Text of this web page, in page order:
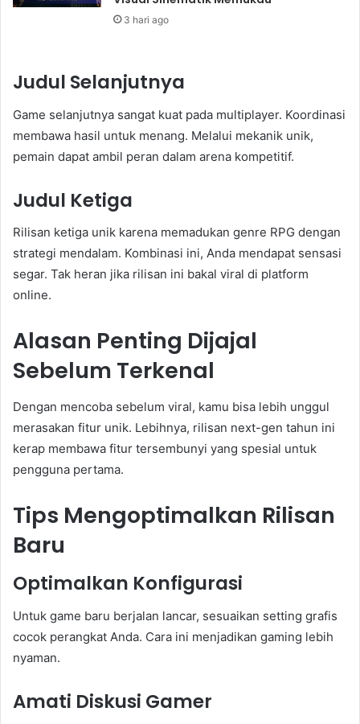
3 hari ago
Judul Selanjutnya
Game selanjutnya sangat kuat pada multiplayer. Koordinasi
membawa hasil untuk menang. Melalui mekanik unik,
pemain dapat ambil peran dalam arena kompetitif.
Judul Ketiga
Rilisan ketiga unik karena memadukan genre RPG dengan
strategi mendalam. Kombinasi ini, Anda mendapat sensasi
segar. Tak heran jika rilisan ini bakal viral di platform
online.
Alasan Penting Dijajal
Sebelum Terkenal
Dengan mencoba sebelum viral, kamu bisa lebih unggul
merasakan fitur unik. Lebihnya, rilisan next-gen tahun ini
kerap membawa fitur tersembunyi yang spesial untuk
pengguna pertama.
Tips Mengoptimalkan Rilisan
Baru
Optimalkan Konfigurasi
Untuk game baru berjalan lancar, sesuaikan setting grafis
cocok perangkat Anda. Cara ini menjadikan gaming lebih
nyaman.
Amati Diskusi Gamer